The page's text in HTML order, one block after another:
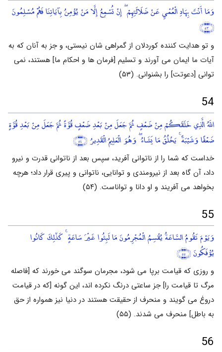
وَمَا أَنْتَ بِهَادِ الْعُمْيِ عَنْ ضَلَالَتِهِمْ ۖ إِنْ تُسْمِعُ إِلَّا مَنْ يُؤْمِنُ بِآيَاتِنَا فَهُمْ مُسْلِمُونَ
﴿٥٣﴾
و تو هدایت کننده کوردلان از گمراهی شان نیستی، و جز به آنان که به
آیات ما ایمان می آورند و تسلیم [فرمان ها و احکام ما] هستند، نمی
توانی [دعوتت] را بشنوانی. (۵۳)
54
اللَّهُ الَّذِي خَلَقَكُمْ مِنْ ضَعْفٍ ثُمَّ جَعَلَ مِنْ بَعْدِ ضَعْفٍ قُوَّةً ثُمَّ جَعَلَ مِنْ بَعْدِ قُوَّةٍ
ضَعْفًا وَشَيْبَةً ۚ يَخْلُقُ مَا يَشَاءُ ۖ وَهُوَ الْعَلِيمُ الْقَدِيرُ﴿٥٤﴾
خداست که شما را از ناتوانی آفرید، سپس بعد از ناتوانی قدرت و نیرو
داد، آن گاه بعد از نیرومندی و توانایی، ناتوانی و پیری قرار داد؛ هرچه
بخواهد می آفریند و او دانا و تواناست. (۵۴)
55
وَيَوْمَ تَقُومُ السَّاعَةُ يُقْسِمُ الْمُجْرِمُونَ مَا لَبِثُوا غَيْرَ سَاعَةٍ ۚ كَذَٰلِكَ كَانُوا
يُؤْفَكُونَ﴿٥٥﴾
و روزی که قیامت برپا می شود، مجرمان سوگند می خورند که [فاصله
مرگ تا قیامت را] جز ساعتی درنگ نکرده اند، این گونه [که در قیامت
دروغ می گویند و منحرف از حقیقت هستند در دنیا نیز همواره از حق
به باطل] منحرف می شدند. (۵۵)
56